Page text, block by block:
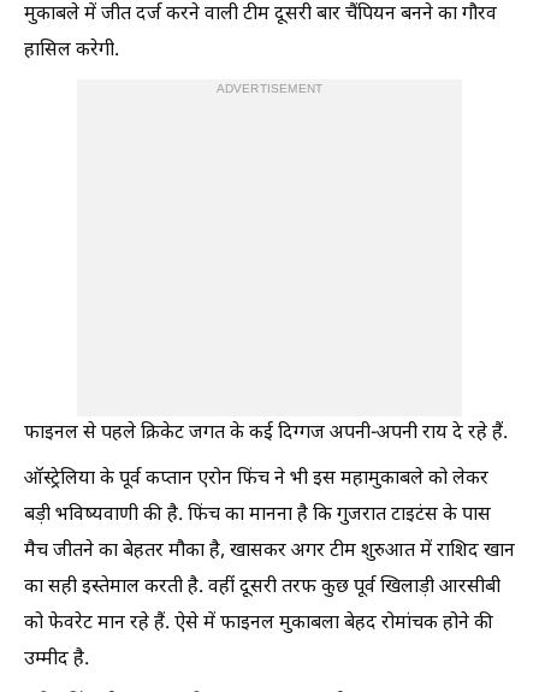
मुकाबले में जीत दर्ज करने वाली टीम दूसरी बार चैंपियन बनने का गौरव
हासिल करेगी.
ADVERTISEMENT
फाइनल से पहले क्रिकेट जगत के कई दिग्गज अपनी-अपनी राय दे रहे हैं.
ऑस्ट्रेलिया के पूर्व कप्तान एरोन फिंच ने भी इस महामुकाबले को लेकर
बड़ी भविष्यवाणी की है. फिंच का मानना है कि गुजरात टाइटंस के पास
मैच जीतने का बेहतर मौका है, खासकर अगर टीम शुरुआत में राशिद खान
का सही इस्तेमाल करती है. वहीं दूसरी तरफ कुछ पूर्व खिलाड़ी आरसीबी
को फेवरेट मान रहे हैं. ऐसे में फाइनल मुकाबला बेहद रोमांचक होने की
उम्मीद है.